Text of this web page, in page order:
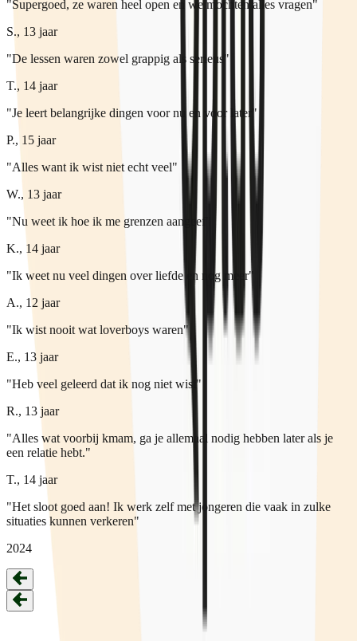
"Supergoed, ze waren heel open en we mochten alles vragen"
S., 13 jaar
"De lessen waren zowel grappig als serieus"
T., 14 jaar
"Je leert belangrijke dingen voor nu en voor later"
P., 15 jaar
"Alles want ik wist niet echt veel"
W., 13 jaar
"Nu weet ik hoe ik me grenzen aangeef"
K., 14 jaar
"Ik weet nu veel dingen over liefde en nog meer"
A., 12 jaar
"Ik wist nooit wat loverboys waren"
E., 13 jaar
"Heb veel geleerd dat ik nog niet wist"
R., 13 jaar
"Alles wat voorbij kmam, ga je allemaal nodig hebben later als je
een relatie hebt."
T., 14 jaar
"Het sloot goed aan! Ik werk zelf met jongeren die vaak in zulke
situaties kunnen verkeren"
2024